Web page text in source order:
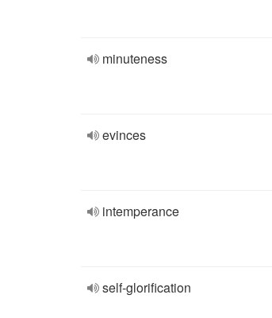
minuteness
evinces
intemperance
self-glorification